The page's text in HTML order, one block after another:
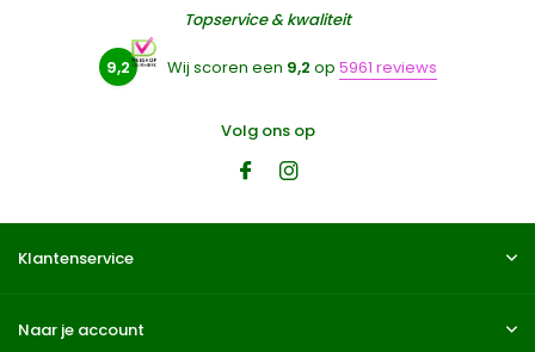
Topservice & kwaliteit
9,2 Wij scoren een 9,2 op 5961 reviews
Volg ons op
Klantenservice
Naar je account